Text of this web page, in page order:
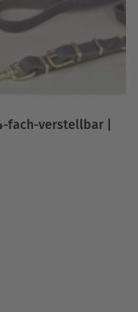
fach-verstellbar |